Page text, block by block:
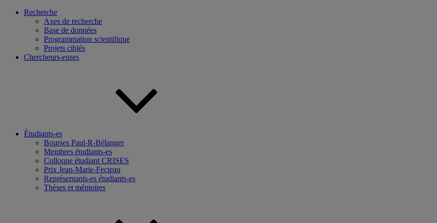
Recherche
Axes de recherche
Base de données
Programmation scientifique
Projets ciblés
Chercheurs-euses
Étudiants-es
Bourses Paul-R-Bélanger
Membres étudiants-es
Colloque étudiant CRISES
Prix Jean-Marie-Fecteau
Représentants-es étudiants-es
Thèses et mémoires